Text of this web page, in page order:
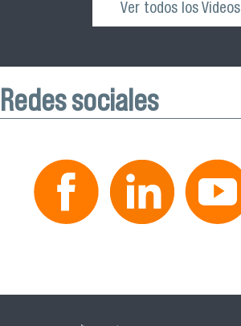
Ver todos los Videos
Redes sociales